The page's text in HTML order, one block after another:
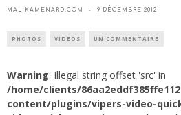
MALIKAMENARD.COM 9 DÉCEMBRE 2012
PHOTOS VIDEOS UN COMMENTAIRE
Warning: Illegal string offset 'src' in
/home/clients/
content/plugins/vipers-video-